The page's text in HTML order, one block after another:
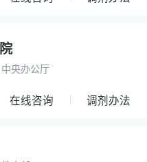
中央办公厅
在线咨询 调剂办法